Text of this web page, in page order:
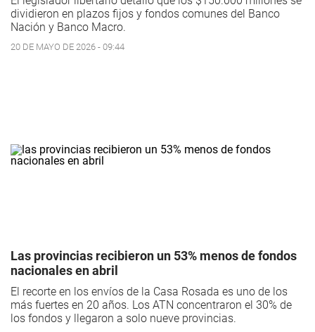
dividieron en plazos fijos y fondos comunes del Banco
Nación y Banco Macro.
20 DE MAYO DE 2026 - 09:44
Las provincias recibieron un 53% menos de fondos
nacionales en abril
El recorte en los envíos de la Casa Rosada es uno de los
más fuertes en 20 años. Los ATN concentraron el 30% de
los fondos y llegaron a solo nueve provincias.